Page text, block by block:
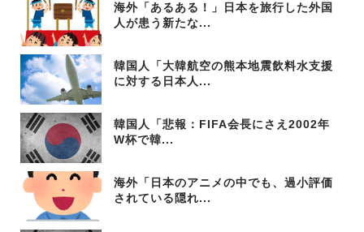
海外「あるある！」日本を旅行した外国
人が患う新たな...
韓国人「大韓航空の熊本地震飲料水支援
に対する日本人...
韓国人「悲報：FIFA会長にさえ2002年
W杯で韓...
海外「日本のアニメの中でも、過小評価
されている隠れ...